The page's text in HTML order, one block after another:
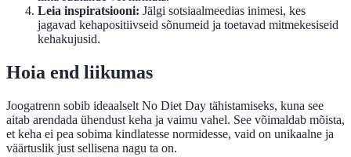
Leia inspiratsiooni: Jälgi sotsiaalmeedias inimesi, kes
jagavad kehapositiivseid sõnumeid ja toetavad mitmekesiseid
kehakujusid.
Hoia end liikumas
Joogatrenn sobib ideaalselt No Diet Day tähistamiseks, kuna see
aitab arendada ühendust keha ja vaimu vahel. See võimaldab mõista,
et keha ei pea sobima kindlatesse normidesse, vaid on unikaalne ja
väärtuslik just sellisena nagu ta on.